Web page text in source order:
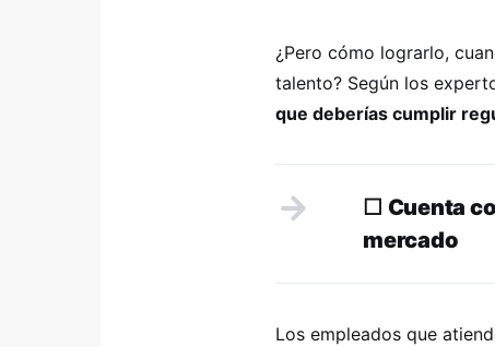
¿Pero cómo lograrlo,
talento? Según los
que deberías cumplir
☐ Cuenta
mercado
Los empleados que